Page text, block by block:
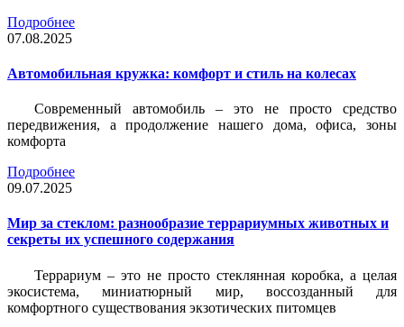
Подробнее
07.08.2025
Автомобильная кружка: комфорт и стиль на колесах
Современный автомобиль – это не просто средство
передвижения, а продолжение нашего дома, офиса, зоны
комфорта
Подробнее
09.07.2025
Мир за стеклом: разнообразие террариумных животных и
секреты их успешного содержания
Террариум – это не просто стеклянная коробка, а целая
экосистема, миниатюрный мир, воссозданный для
комфортного существования экзотических питомцев